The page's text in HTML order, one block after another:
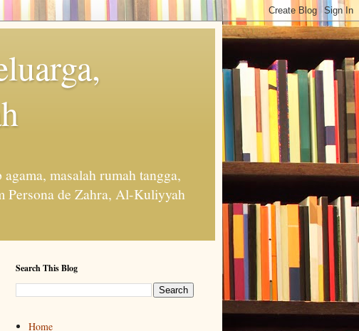
masalah rumah tangga,
Persona de Zahra, Al-Kuliyyah
Search This Blog
Home